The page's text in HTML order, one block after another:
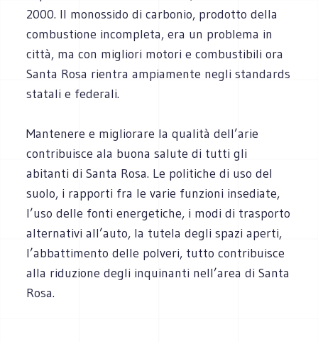
2000. Il monossido di carbonio, prodotto della
combustione incompleta, era un problema in
città, ma con migliori motori e combustibili ora
Santa Rosa rientra ampiamente negli standards
statali e federali.
Mantenere e migliorare la qualità dell’arie
contribuisce ala buona salute di tutti gli
abitanti di Santa Rosa. Le politiche di uso del
suolo, i rapporti fra le varie funzioni insediate,
l’uso delle fonti energetiche, i modi di trasporto
alternativi all’auto, la tutela degli spazi aperti,
l’abbattimento delle polveri, tutto contribuisce
alla riduzione degli inquinanti nell’area di Santa
Rosa.